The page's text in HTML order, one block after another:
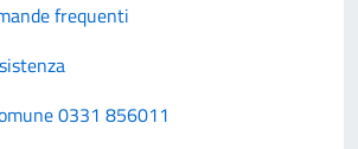
frequenti
0331 856011